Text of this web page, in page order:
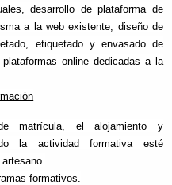
desarrollo de plataforma de
a la web existente, diseño de
etiquetado y envasado de
online dedicadas a la
matrícula, el alojamiento y
la actividad formativa esté
formativos.